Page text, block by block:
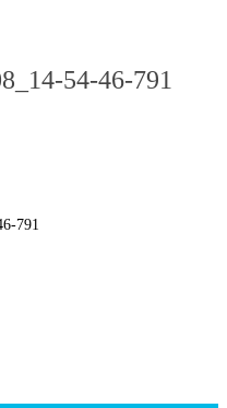
54-46-791
791